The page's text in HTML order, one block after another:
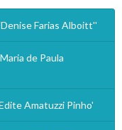
Farias Alboitt''
de Paula
Amatuzzi Pinho'